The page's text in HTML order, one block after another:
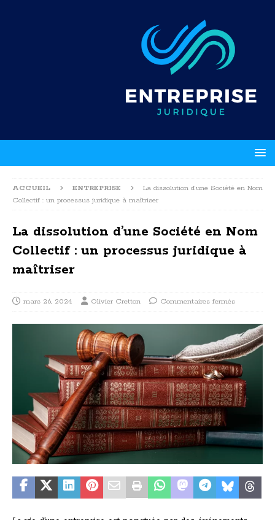
ACCUEIL ENTREPRISE
La dissolution d’une Société en Nom
Collectif : un processus juridique à maîtriser
La dissolution d’une Société en Nom
Collectif : un processus juridique à
maîtriser
mars 26, 2024 Olivier Cretton Commentaires fermés